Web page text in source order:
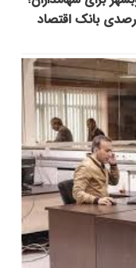
تاریخی تملک ۳۳ درصدی بانک اقتصاد